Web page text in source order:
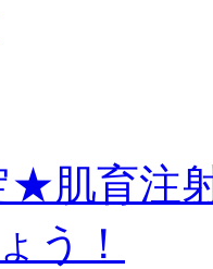
★肌育注
う！